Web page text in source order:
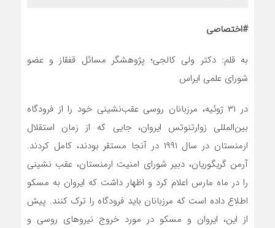
#اختصاصی
به قلم: دکتر ولی کالجی؛ پژوهشگر مسائل قفقاز و عضو
شورای علمی ایراس
در ۳۱ ژوئیه، مرزبانان روسی عقب‌نشینی خود را از فرودگاه
بین‌المللی زوارتنوتس ایروان، جایی که از زمان استقلال
ارمنستان در سال ۱۹۹۱ در آنجا مستقر بودند، کامل کردند.
آرمن گریگوریان، دبیر شورای امنیت ارمنستان، عقب نشینی
را در ماه مارس اعلام کرد و اظهار داشت که ایروان به مسکو
اطلاع داده است که مرزبانان باید فرودگاه را ترک کنند. پیش
از این، ایروان و مسکو در مورد خروج نیروهای روسی و